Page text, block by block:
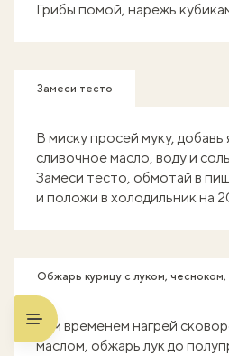
Грибы помой, нарежь
Замеси тесто
В миску просей муку, добавь
сливочное масло, воду и
Замеси тесто, обмотай в
и положи в холодильник на
Обжарь курицу с луком, чесноком,
Тем временем нагрей
маслом, обжарь лук до